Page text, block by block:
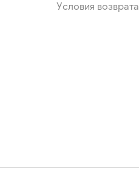
Условия возврата